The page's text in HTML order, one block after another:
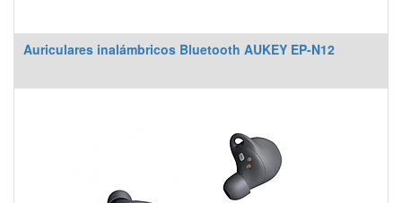
Auriculares inalámbricos Bluetooth AUKEY EP-N12